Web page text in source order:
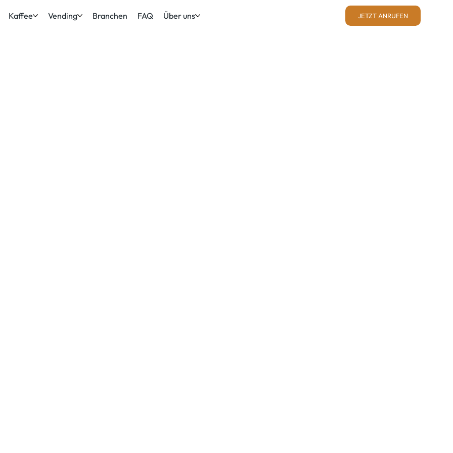
Kaffee Vending Branchen FAQ Über uns JETZT ANRUFEN